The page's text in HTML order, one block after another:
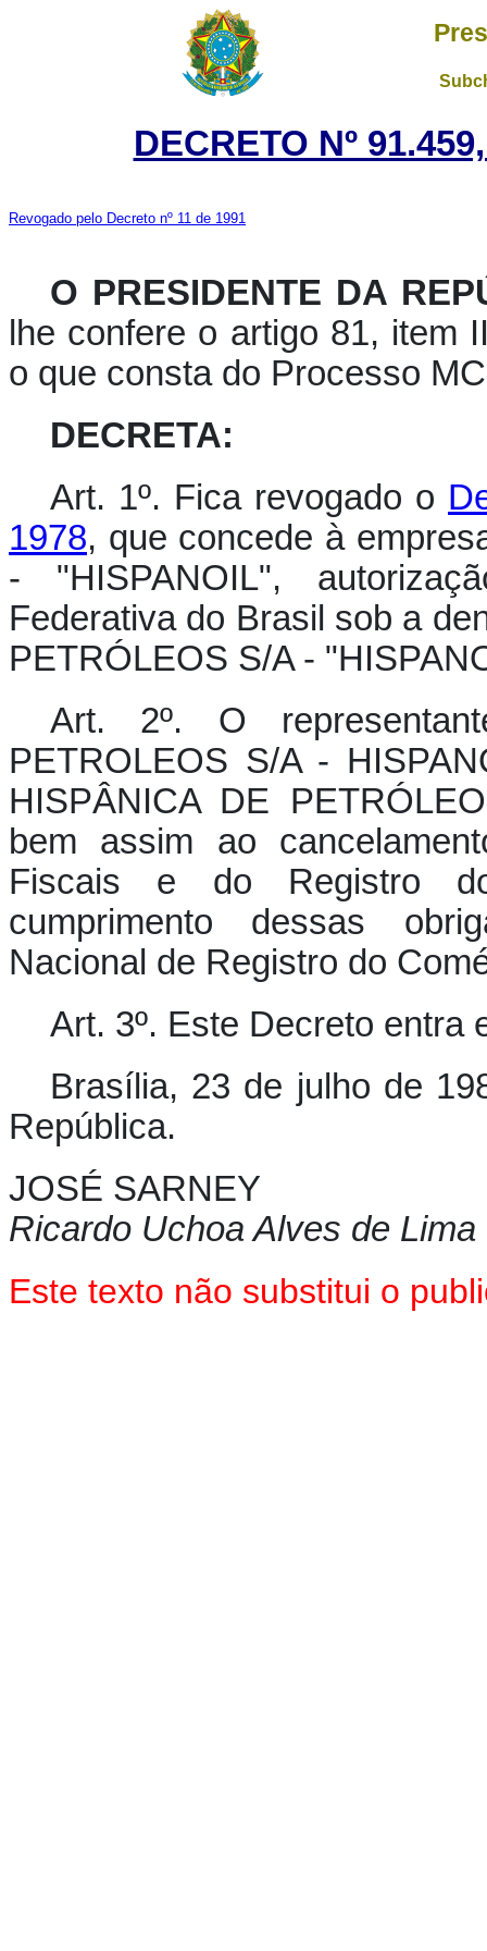
DECRETO Nº
Revogado pelo Decreto nº 11 de 1991
O PRESIDENTE DA
lhe confere o artigo 81, item
o que consta do Processo
DECRETA:
Art. 1º. Fica revogado o
1978, que concede à
- "HISPANOIL",
Federativa do Brasil sob a
PETRÓLEOS S/A -
Art. 2º. O
PETROLEOS S/A -
HISPÂNICA DE
bem assim ao
Fiscais e do Registro
cumprimento dessas
Nacional de Registro do
Art. 3º. Este Decreto entra
Brasília, 23 de julho de
República.
JOSÉ SARNEY
Ricardo Uchoa Alves de Lima
Este texto não substitui o